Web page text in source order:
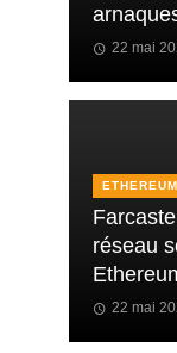
22 mai
réseau
22 mai